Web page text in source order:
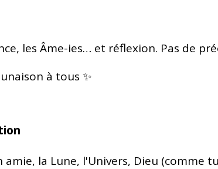
les Âme-ies… et réflexion. Pas de
à tous ✨
amie, la Lune, l'Univers, Dieu (comme